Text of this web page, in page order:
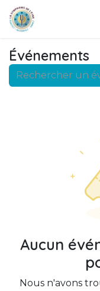
Se rendre au contenu
Événements
Aucun
Nous n'avons